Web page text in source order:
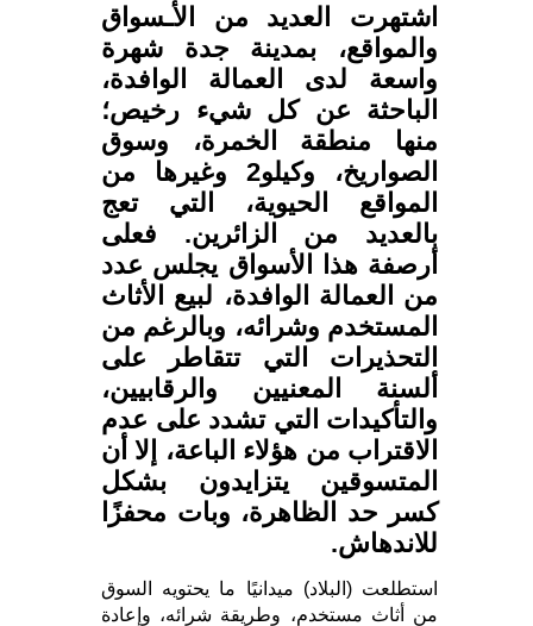
اشتهرت العديد من الأـسواق
والمواقع، بمدينة جدة شهرة
واسعة لدى العمالة الوافدة،
الباحثة عن كل شيء رخيص؛
منها منطقة الخمرة، وسوق
الصواريخ، وكيلو2 وغيرها من
المواقع الحيوية، التي تعج
بالعديد من الزائرين. فعلى
أرصفة هذا الأسواق يجلس عدد
من العمالة الوافدة، لبيع الأثاث
المستخدم وشرائه، وبالرغم من
التحذيرات التي تتقاطر على
ألسنة المعنيين والرقابيين،
والتأكيدات التي تشدد على عدم
الاقتراب من هؤلاء الباعة، إلا أن
المتسوقين يتزايدون بشكل
كسر حد الظاهرة، وبات محفزًا
للاندهاش.
استطلعت (البلاد) ميدانيًا ما يحتويه السوق
من أثاث مستخدم، وطريقة شرائه، وإعادة